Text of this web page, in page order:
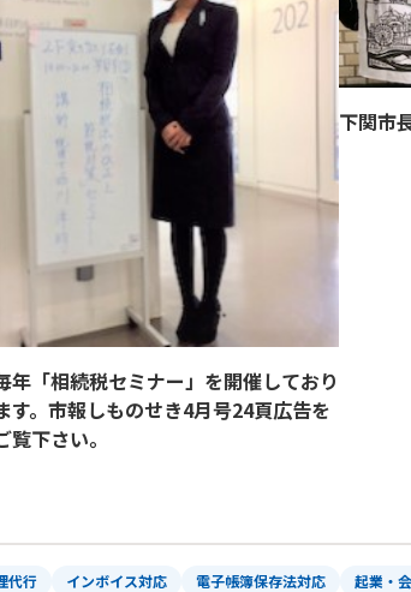
年「相続税セミナー」を開催しており
す。市報しものせき4月号24頁広告を
覧下さい。
下関市
代行 インボイス対応 電子帳簿保存法対応 起業・